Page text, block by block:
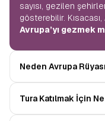
sayısı, gezilen
gösterebilir.
Avrupa’yı gezmek
Neden Avrupa
birçok ülkeyi
fiyata dahil.
Tura Katılmak İçin Ne